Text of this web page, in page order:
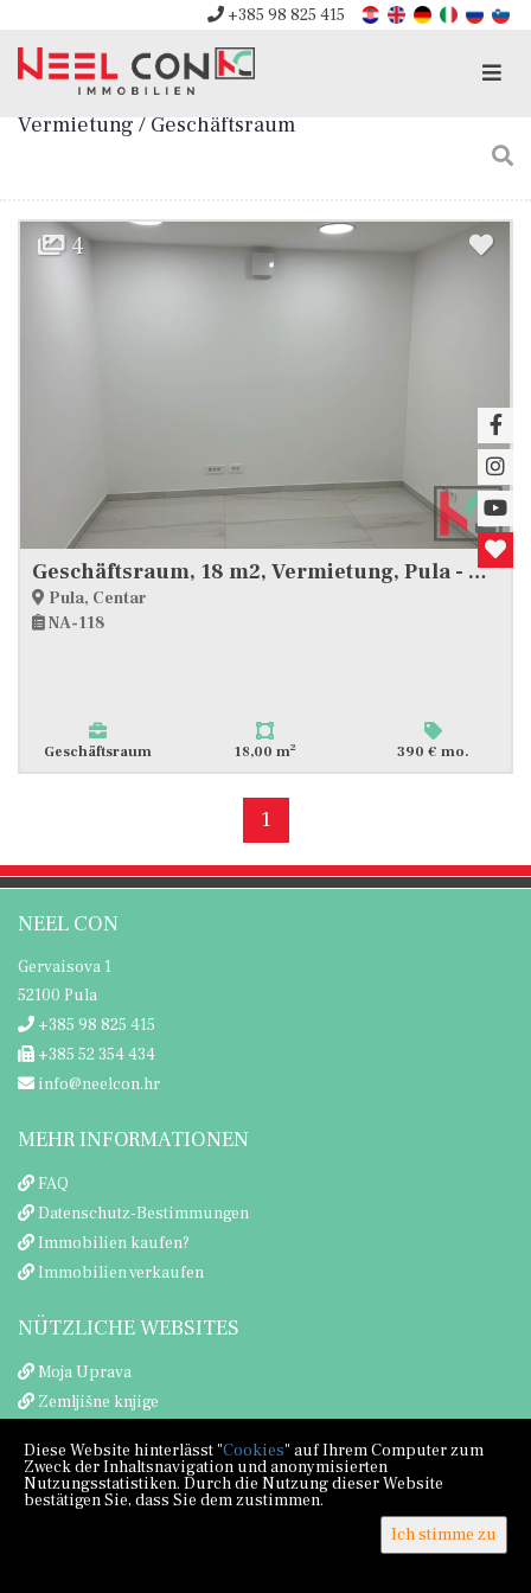
+385 98 825 415
Vermietung / Geschäftsraum
4
Geschäftsraum, 18 m2, Vermietung, Pula - Centar
Pula, Centar
NA-118
Geschäftsraum 18,00 m2 390 € mo.
1
NEEL CON
Gervaisova 1
52100 Pula
+385 98 825 415
+385 52 354 434
info@neelcon.hr
MEHR INFORMATIONEN
FAQ
Datenschutz-Bestimmungen
Immobilien kaufen?
Immobilien verkaufen
NÜTZLICHE WEBSITES
Moja Uprava
Zemljišne knjige
Diese Website hinterlässt "Cookies" auf Ihrem Computer zum
Zweck der Inhaltsnavigation und anonymisierten
Nutzungsstatistiken. Durch die Nutzung dieser Website
bestätigen Sie, dass Sie dem zustimmen.
Ich stimme zu